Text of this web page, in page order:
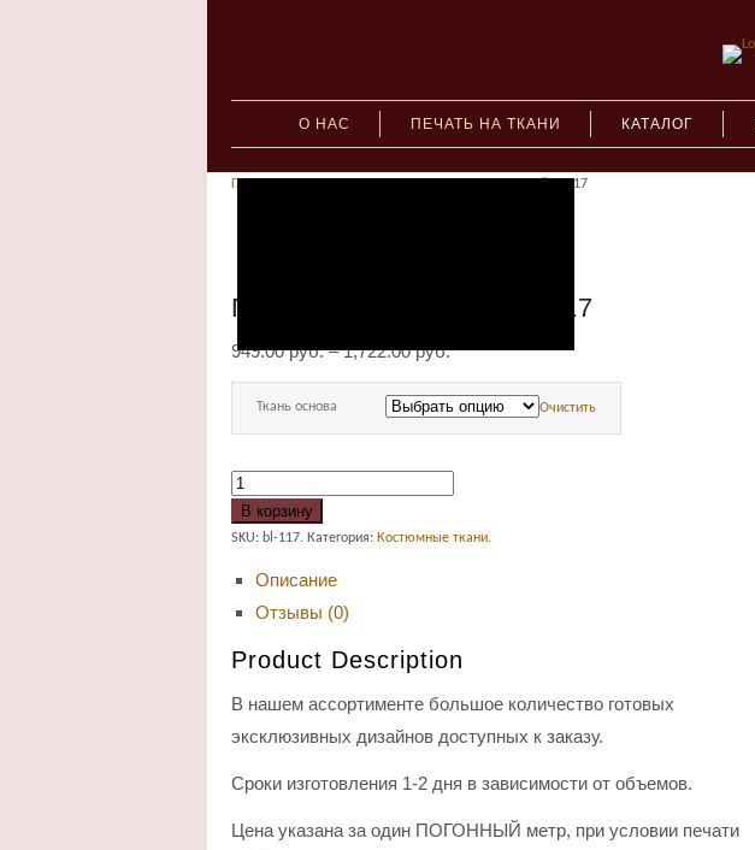
О НАС ПЕЧАТЬ НА ТКАНИ КАТАЛОГ
Главная » Принт эксклюзивный №117
Принт эксклюзивный №117
949.00руб.–1,722.00руб.
Ткань основа Очистить
В корзину
SKU: bl-117. Категория: Костюмные ткани.
Описание
Отзывы (0)
Product Description
В нашем ассортименте большое количество готовых
эксклюзивных дизайнов доступных к заказу.
Сроки изготовления 1-2 дня в зависимости от объемов.
Цена указана за один ПОГОННЫЙ метр, при условии печати